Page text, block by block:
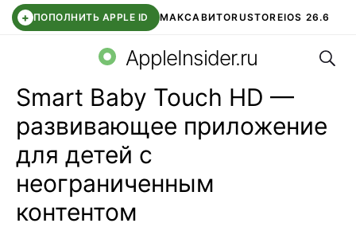
+ ПОПОЛНИТЬ APPLE ID МАКСАВИТОRUSTOREIOS 26.6
СБЕР КИДС ВТБ ОНЛАЙН ЧАТ В ROBLOX
AppleInsider.ru
Smart Baby Touch HD —
развивающее приложение
для детей с
неограниченным
контентом